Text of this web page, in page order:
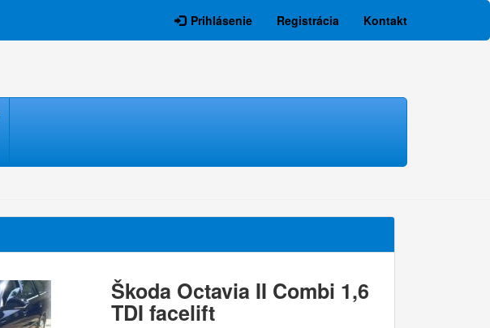
Prihlásenie Registrácia Kontakt
Škoda Octavia II Combi 1,6
TDI facelift